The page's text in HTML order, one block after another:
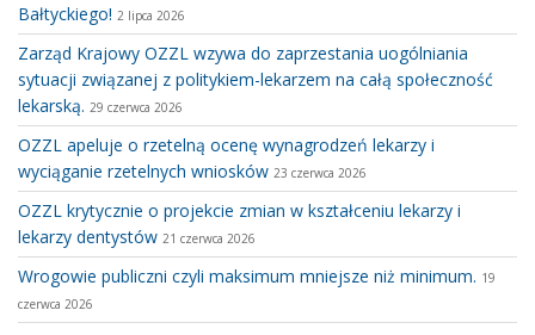
Bałtyckiego! 2 lipca 2026
Zarząd Krajowy OZZL wzywa do zaprzestania uogólniania
sytuacji związanej z politykiem-lekarzem na całą społeczność
lekarską. 29 czerwca 2026
OZZL apeluje o rzetelną ocenę wynagrodzeń lekarzy i
wyciąganie rzetelnych wniosków 23 czerwca 2026
OZZL krytycznie o projekcie zmian w kształceniu lekarzy i
lekarzy dentystów 21 czerwca 2026
Wrogowie publiczni czyli maksimum mniejsze niż minimum. 19
czerwca 2026